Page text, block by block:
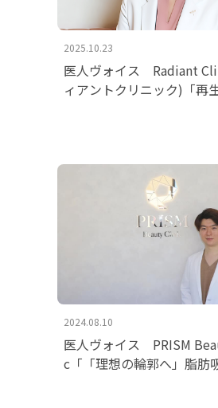
医人ヴォイス Radiant
ィアントクリニック)「再
2025.10.23
医人ヴォイス PRISM
c「「理想の輪郭へ」脂肪
2024.08.10